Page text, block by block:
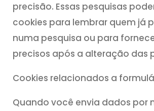
precisão. Essas pesquisas
cookies para lembrar quem já
numa pesquisa ou para
precisos após a alteração das
Cookies relacionados a
Quando você envia dados por